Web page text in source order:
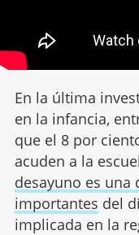
En la última
en la infancia,
que el 8 por
acuden a la
desayuno es una
importantes del
implicada en la